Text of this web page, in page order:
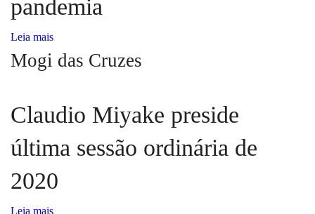
pandemia
Leia mais
Mogi das Cruzes
Claudio Miyake preside
última sessão ordinária de
2020
Leia mais